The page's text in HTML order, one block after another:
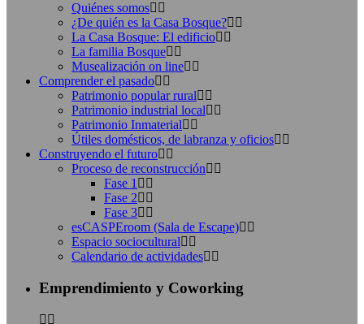
Quiénes somos
¿De quién es la Casa Bosque?
La Casa Bosque: El edificio
La familia Bosque
Musealización on line
Comprender el pasado
Patrimonio popular rural
Patrimonio industrial local
Patrimonio Inmaterial
Útiles domésticos, de labranza y oficios
Construyendo el futuro
Proceso de reconstrucción
Fase 1
Fase 2
Fase 3
esCASPEroom (Sala de Escape)
Espacio sociocultural
Calendario de actividades
Emprendimiento y Coworking